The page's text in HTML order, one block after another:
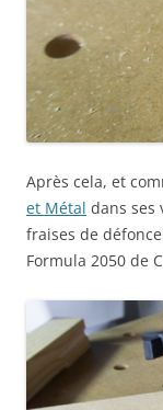
Après cela, et
et Métal dans ses
fraises de
Formula 2050 de